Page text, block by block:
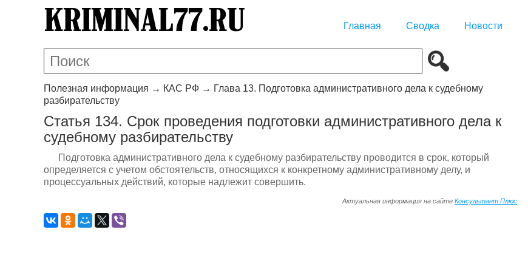
Главная Сводка Новости
Полезная информация → КАС РФ → Глава 13. Подготовка административного дела к судебному
разбирательству
Статья 134. Срок проведения подготовки административного дела к
судебному разбирательству
Подготовка административного дела к судебному разбирательству проводится в срок, который
определяется с учетом обстоятельств, относящихся к конкретному административному делу, и
процессуальных действий, которые надлежит совершить.
Актуальная информация на сайте Консультант Плюс